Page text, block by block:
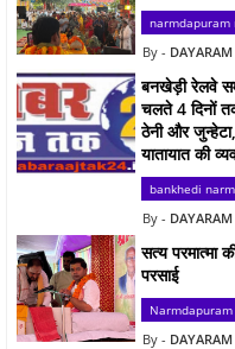
narmdapuram
बनखेड़ी रेलवे
चलते 4 दिनों
ठेनी और
यातायात की
bankhedi
सत्य परमात्मा
परसाई